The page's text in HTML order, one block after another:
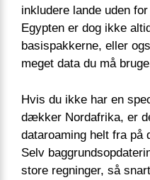
inkludere lande uden
Egypten er dog ikke
basispakkerne, eller
meget data du må
Hvis du ikke har en
dækker Nordafrika, er
dataroaming helt fra på
Selv
store regninger, så